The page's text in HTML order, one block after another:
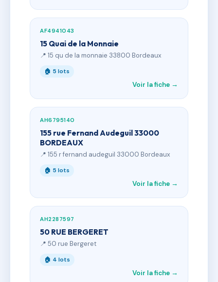
AF4941043
15 Quai de la Monnaie
📍 15 qu de la monnaie 33800 Bordeaux
🏠 5 lots
Voir la fiche →
AH6795140
155 rue Fernand Audeguil 33000
BORDEAUX
📍 155 r fernand audeguil 33000 Bordeaux
🏠 5 lots
Voir la fiche →
AH2287597
50 RUE BERGERET
📍 50 rue Bergeret
🏠 4 lots
Voir la fiche →